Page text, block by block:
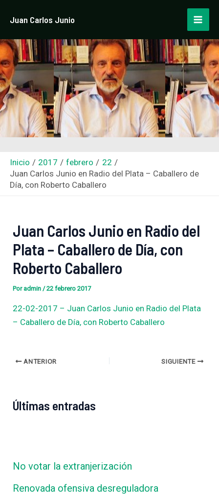
Juan Carlos Junio
Inicio 2017 febrero
22
Juan Carlos Junio en Radio del Plata – Caballero de
Día, con Roberto Caballero
Juan Carlos Junio en Radio del
Plata – Caballero de Día, con
Roberto Caballero
Por admin/22 febrero 2017
22-02-2017 – Juan Carlos Junio en Radio del Plata
– Caballero de Día, con Roberto Caballero
de
ANTERIOR SIGUIENTE
Últimas entradas
No votar la extranjerización
Renovada ofensiva desreguladora